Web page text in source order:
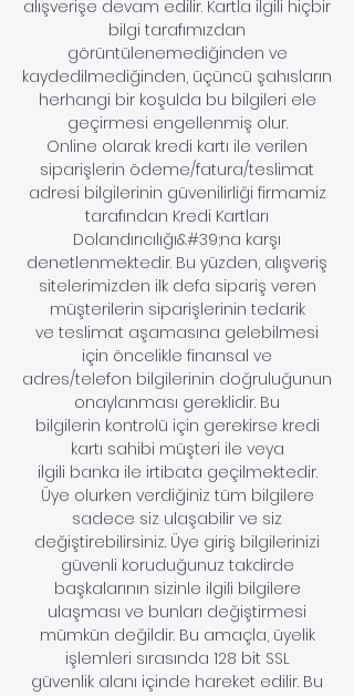
alışverişe devam edilir. Kartla ilgili hiçbir
bilgi tarafımızdan
görüntülenemediğinden ve
kaydedilmediğinden, üçüncü şahısların
herhangi bir koşulda bu bilgileri ele
geçirmesi engellenmiş olur.
Online olarak kredi kartı ile verilen
siparişlerin ödeme/fatura/teslimat
adresi bilgilerinin güvenilirliği firmamiz
tarafından Kredi Kartları
Dolandırıcılığı&#39;na karşı
denetlenmektedir. Bu yüzden, alışveriş
sitelerimizden ilk defa sipariş veren
müşterilerin siparişlerinin tedarik
ve teslimat aşamasına gelebilmesi
için öncelikle finansal ve
adres/telefon bilgilerinin doğruluğunun
onaylanması gereklidir. Bu
bilgilerin kontrolü için gerekirse kredi
kartı sahibi müşteri ile veya
ilgili banka ile irtibata geçilmektedir.
Üye olurken verdiğiniz tüm bilgilere
sadece siz ulaşabilir ve siz
değiştirebilirsiniz. Üye giriş bilgilerinizi
güvenli koruduğunuz takdirde
başkalarının sizinle ilgili bilgilere
ulaşması ve bunları değiştirmesi
mümkün değildir. Bu amaçla, üyelik
işlemleri sırasında 128 bit SSL
güvenlik alanı içinde hareket edilir. Bu